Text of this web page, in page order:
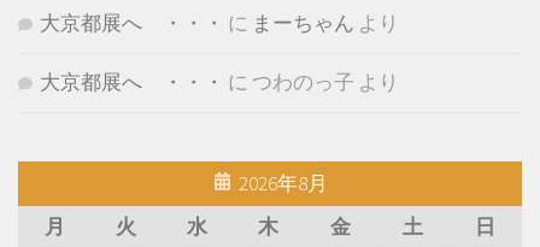
大京都展へ ・・・ に まーちゃん より
大京都展へ ・・・ に つわのっ子 より
2026年8月
月
火 水 木 金 土
日